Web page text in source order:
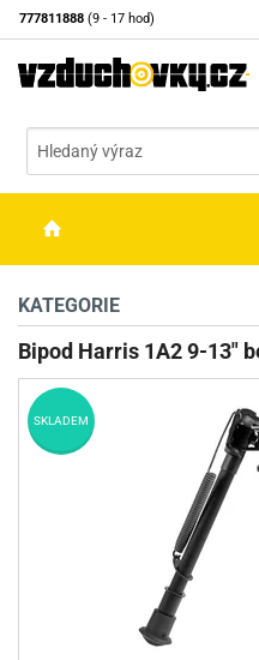
777811888 (9 - 17 hod)
OPTIKA
STŘELIVO
PŘÍSLUŠENSTVÍ
KATEGORIE
Bipod Harris 1A2 9-13"
SKLADEM